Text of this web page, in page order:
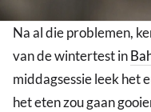
Na al die problemen,
van de wintertest in
middagsessie leek het
het eten zou gaan